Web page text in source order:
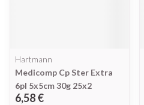
Hartmann
Medicomp Cp Ster Extra
6pl 5x5cm 30g 25x2
6,58 €